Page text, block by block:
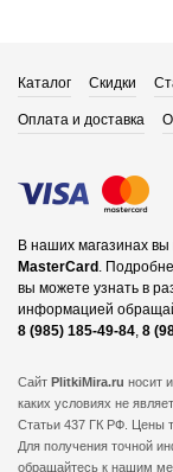
Каталог Скидки
Оплата и доставка О
В наших магазинах вы
MasterCard .
вы можете узнать в
информацией
8 (985) 185-49-84, 8
Сайт PlitkiMira.ru носит
каких условиях не
Статьи 437 ГК РФ. Цены
Для получения точной
обращайтесь к нашим